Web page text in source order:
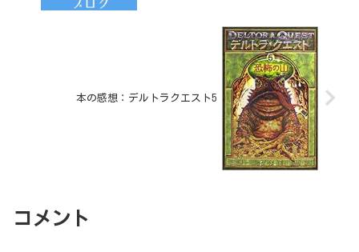
本の感想：デルトラクエスト5
コメント